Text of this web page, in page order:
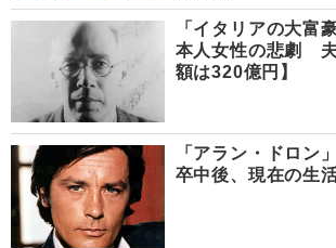
「イタリアの大富
本人女性の悲劇
額は320億円】
「アラン・ドロ
卒中後、現在の生